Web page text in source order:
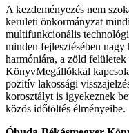
A kezdeményezés nem
kerületi önkormányzat
multifunkcionális
minden fejlesztésében
harmóniára, a zöld felületek
KönyvMegállókkal
pozitív lakossági
korosztályt is igyekeznek
közös időtöltés élményeibe.